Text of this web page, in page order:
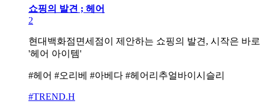
쇼핑의 발견 ; 헤어
2
현대백화점면세점이 제안하는 쇼핑의 발견, 시작은 바로
'헤어 아이템'
#헤어 #오리베 #아베다 #헤어리추얼바이시슬리
#TREND.H